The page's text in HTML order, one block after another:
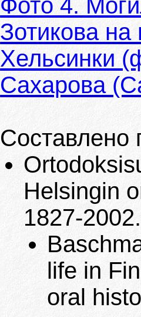
Фото 4.
Зотикова
Хельсинки
Сахарова
Составлено
Helsingin
1827-
life in
oral